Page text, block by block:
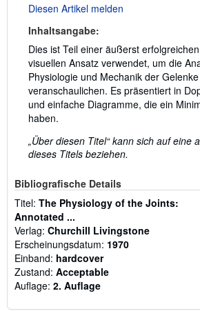
Diesen Artikel melden
Inhaltsangabe:
Dies ist Teil einer äußerst
visuellen Ansatz verwendet, um die
Physiologie und Mechanik der
veranschaulichen. Es präsentiert in
und einfache Diagramme, die ein
haben.
„Über diesen Titel“ kann sich auf eine
dieses Titels beziehen.
Bibliografische Details
Titel: The Physiology of the Joints:
Annotated ...
Verlag: Churchill Livingstone
Erscheinungsdatum: 1970
Einband: hardcover
Zustand: Acceptable
Auflage: 2. Auflage